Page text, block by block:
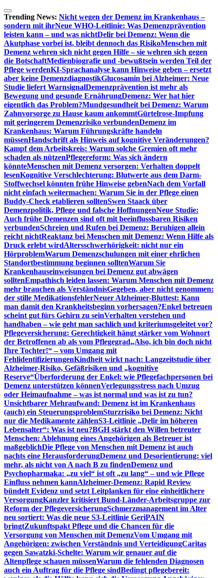
Zum
Inhalt
springen
Trending News: Nicht wegen der Demenz im Krankenhaus –
sondern mit ihrNeue WHO-Leitlinie: Was Demenzprävention
leisten kann – und was nichtDelir bei Demenz: Wenn die
Akutphase vorbei ist, bleibt dennoch das RisikoMenschen mit
Demenz wehren sich nicht gegen Hilfe – sie wehren sich gegen
die BotschaftMedienbiografie und -bewußtsein werden Teil der
Pflege werdenKI-Sprachanalyse kann Hinweise geben – ersetzt
aber keine DemenzdiagnostikGlucosamin bei Alzheimer: Neue
Studie liefert WarnsignalDemenzprävention ist mehr als
Bewegung und gesunde ErnährungDemenz: Wer hat hier
eigentlich das Problem?Mundgesundheit bei Demenz: Warum
Zahnvorsorge zu Hause kaum ankommtGürtelrose-Impfung
mit geringerem Demenzrisiko verbundenDemenz im
Krankenhaus: Warum Führungskräfte handeln
müssenHandschrift als Hinweis auf kognitive Veränderungen?
Kampf dem Arbeitskreis: Warum solche Gremien oft mehr
schaden als nützenPflegereform: Was sich ändern
könnteMenschen mit Demenz versorgen: Verhalten doppelt
lesenKognitive Verschlechterung: Blutwerte aus dem Darm-
Stoffwechsel könnten frühe Hinweise gebenNach dem Vorfall
nicht einfach weitermachen: Warum Sie in der Pflege einen
Buddy-Check etablieren solltenSwen Staack über
Demenzpolitik, Pflege und falsche HoffnungenNeue Studie:
Auch frühe Demenzen sind oft mit beeinflussbaren Risiken
verbundenSchreien und Rufen bei Demenz: Beruhigen allein
reicht nichtReaktanz bei Menschen mit Demenz: Wenn Hilfe als
Druck erlebt wirdAltersschwerhörigkeit: nicht nur ein
HörproblemWarum Demenzschulungen mit einer ehrlichen
Standortbestimmung beginnen solltenWarum Sie
Krankenhauseinweisungen bei Demenz gut abwägen
solltenEmpathisch leiden lassen: Warum Menschen mit Demenz
mehr brauchen als VerständnisGegeben, aber nicht genommen:
der stille MedikationsfehlerNeuer Alzheimer-Bluttest: Kann
man damit den Krankheitsbeginn vorhersagen?Enkel betreuen
scheint gut fürs Gehirn zu seinVerhalten verstehen und
handhaben – wie geht man sachlich und kriteriumsgeleitet vor?
Pflegeversicherung: Gerechtigkeit hängt stärker vom Wohnort
der Betroffenen ab als vom Pflegegrad„Also, ich bin doch nicht
Ihre Tochter!“ – vom Umgang mit
FehlidentifizierungenKindheit wirkt nach: Langzeitstudie über
Alzheimer-Risiko, Gefäßrisiken und „kognitive
Reserve“Überforderung der Enkel: wie Pflegefachpersonen bei
Demenz unterstützen könnenVerlegungsstress nach Umzug
oder Heimaufnahme – was ist normal und was ist zu tun?
Unsichtbarer Mehraufwand: Demenz ist im Krankenhaus
(auch) ein SteuerungsproblemSturzrisiko bei Demenz: Nicht
nur die Medikamente zählenS3-Leitlinie „Delir im höheren
Lebensalter“: Was ist neu?BGH stärkt den Willen betreuter
Menschen: Ablehnung eines Angehörigen als Betreuer ist
maßgeblichDie Pflege von Menschen mit Demenz ist auch
nachts eine HerausforderungDemenz und Desorientierung: viel
mehr, als nicht von A nach B zu findenDemenz und
Psychopharmaka: „zu viel“ ist oft „zu lang“ – und wie Pflege
Einfluss nehmen kannAlzheimer-Demenz: Rapid Review
bündelt Evidenz und setzt Leitplanken für eine einheitlichere
VersorgungKanzler kritisiert Bund-Länder-Arbeitsgruppe zur
Reform der PflegeversicherungSchmerzmanagement im Alter
neu sortiert: Was die neue S3-Leitlinie GeriPAIN
bringtZukunftspakt Pflege und die Chancen für die
Versorgung von Menschen mit DemenzVom Umgang mit
Angehörigen: zwischen Verständnis und VerteidigungCaritas
gegen Sawatzki-Schelte: Warum wir genauer auf die
Altenpflege schauen müssenWarum die fehlenden Diagnosen
auch ein Auftrag für die Pflege sindBedingt pflegebereit: